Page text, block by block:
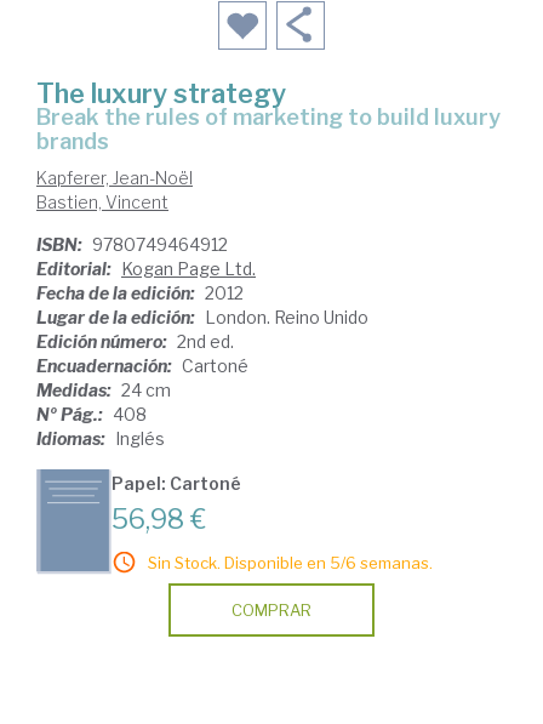
The luxury strategy
break the rules of marketing to build luxury
brands
Kapferer, Jean-Noël
Bastien, Vincent
ISBN: 9780749464912
Editorial:
Kogan Page Ltd.
Fecha de la edición: 2012
Lugar de la edición:
London. Reino Unido
Edición número: 2nd ed.
Encuadernación: Cartoné
Medidas: 24 cm
Nº Pág.: 408
Idiomas:
Inglés
Papel: Cartoné
56,98 €
Sin Stock. Disponible en 5/6 semanas.
COMPRAR